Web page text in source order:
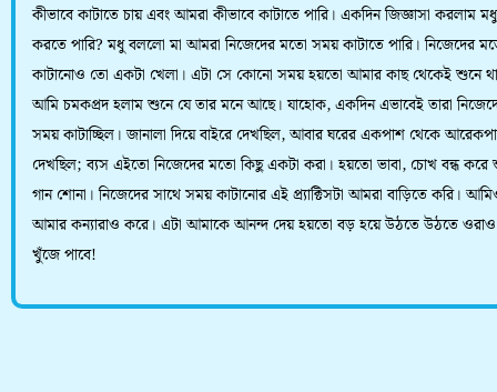
কীভাবে কাটাতে চায় এবং আমরা কীভাবে কাটাতে পারি। একদিন জিজ্ঞাসা করলাম
করতে পারি? মধু বললো মা আমরা নিজেদের মতো সময় কাটাতে পারি। নিজেদের
কাটানোও তো একটা খেলা। এটা সে কোনো সময় হয়তো আমার কাছ থেকেই শুনে
আমি চমকপ্রদ হলাম শুনে যে তার মনে আছে। যাহোক, একদিন এভাবেই তারা
সময় কাটাচ্ছিল। জানালা দিয়ে বাইরে দেখছিল, আবার ঘরের একপাশ থেকে
দেখছিল; ব্যস এইতো নিজেদের মতো কিছু একটা করা। হয়তো ভাবা, চোখ বন্ধ করে
গান শোনা। নিজেদের সাথে সময় কাটানোর এই প্র্যাক্টিসটা আমরা বাড়িতে করি।
আমার কন্যারাও করে। এটা আমাকে আনন্দ দেয় হয়তো বড় হয়ে উঠতে উঠতে
খুঁজে পাবে!